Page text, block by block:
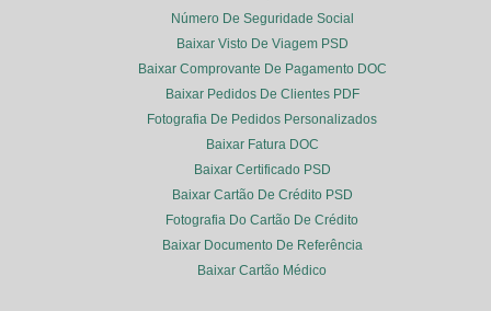
Número De Seguridade Social
Baixar Visto De Viagem PSD
Baixar Comprovante De Pagamento DOC
Baixar Pedidos De Clientes PDF
Fotografia De Pedidos Personalizados
Baixar Fatura DOC
Baixar Certificado PSD
Baixar Cartão De Crédito PSD
Fotografia Do Cartão De Crédito
Baixar Documento De Referência
Baixar Cartão Médico